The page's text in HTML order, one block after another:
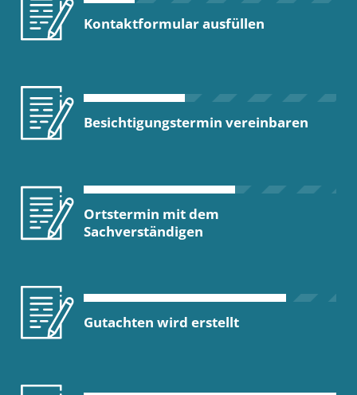
Kontaktformular ausfüllen
Besichtigungstermin vereinbaren
Ortstermin mit dem
Sachverständigen
Gutachten wird erstellt